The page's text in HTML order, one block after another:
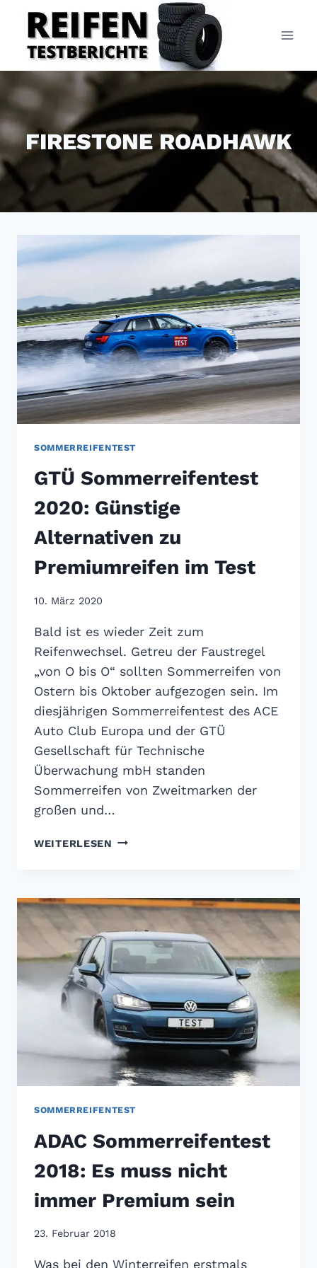
Inhalt
springen
FIRESTONE ROADHAWK
SOMMERREIFENTEST
GTÜ Sommerreifentest
2020: Günstige
Alternativen zu
Premiumreifen im Test
10. März 2020
Bald ist es wieder Zeit zum
Reifenwechsel. Getreu der Faustregel
„von O bis O“ sollten Sommerreifen von
Ostern bis Oktober aufgezogen sein. Im
diesjährigen Sommerreifentest des ACE
Auto Club Europa und der GTÜ
Gesellschaft für Technische
Überwachung mbH standen
Sommerreifen von Zweitmarken der
großen und…
WEITERLESEN GTÜ
ALTERNATIVEN
ZU
PREMIUMREIFEN
IM
TEST
SOMMERREIFENTEST
ADAC Sommerreifentest
2018: Es muss nicht
immer Premium sein
23. Februar 2018
Was bei den Winterreifen erstmals